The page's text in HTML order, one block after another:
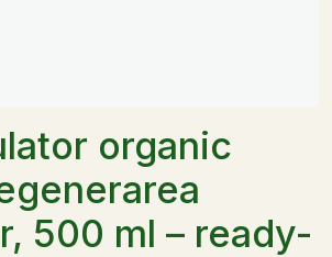
organic
500 ml – ready-